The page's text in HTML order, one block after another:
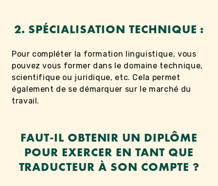
2. SPÉCIALISATION TECHNIQUE :
Pour compléter la formation linguistique, vous
pouvez vous former dans le domaine technique,
scientifique ou juridique, etc. Cela permet
également de se démarquer sur le marché du
travail.
FAUT-IL OBTENIR UN DIPLÔME
POUR EXERCER EN TANT QUE
TRADUCTEUR À SON COMPTE ?